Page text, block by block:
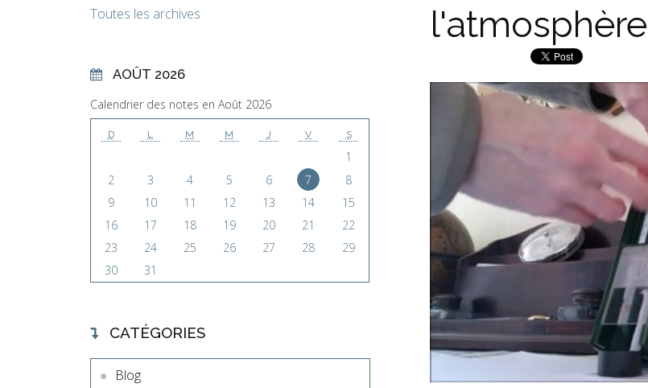
Toutes les archives
AOÛT 2026
Calendrier des notes en Août 2026
D L M M J V S
1
2
3 4 5 6 7
8
9
10 11 12 13 14
15
16
17 18 19 20 21
22
23
24 25 26 27 28
29
30
31
CATÉGORIES
Blog
l'atmosphère